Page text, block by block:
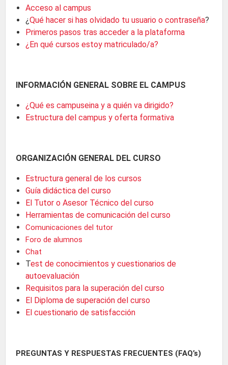
Acceso al campus
¿Qué hacer si has olvidado tu usuario o contraseña?
Primeros pasos tras acceder a la plataforma
¿En qué cursos estoy matriculado/a?
INFORMACIÓN GENERAL SOBRE EL CAMPUS
¿Qué es campuseina y a quién va dirigido?
Estructura del campus y oferta formativa
ORGANIZACIÓN GENERAL DEL CURSO
Estructura general de los cursos
Guía didáctica del curso
El Tutor o Asesor Técnico del curso
Herramientas de comunicación del curso
Comunicaciones del tutor
Foro de alumnos
Chat
Test de conocimientos y cuestionarios de
autoevaluación
Requisitos para la superación del curso
El Diploma de superación del curso
El cuestionario de satisfacción
PREGUNTAS Y RESPUESTAS FRECUENTES (FAQ’s)